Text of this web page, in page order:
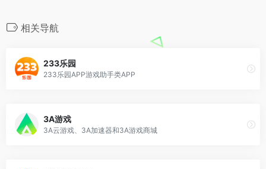
相关导航
233乐园
233乐园APP游戏助手类APP
3A游戏
3A云游戏、3A加速器和3A游戏商城